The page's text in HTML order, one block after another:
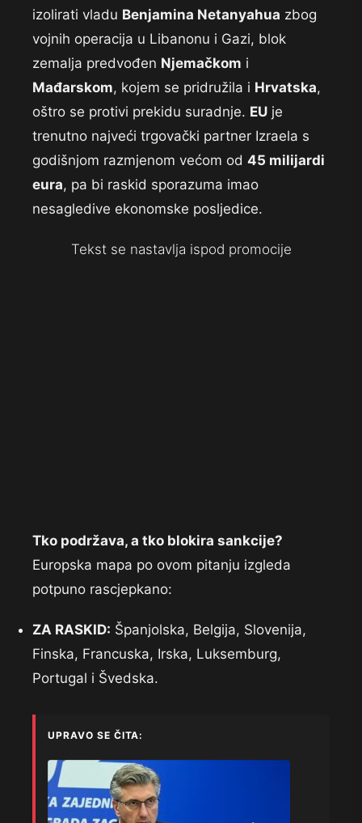
izolirati vladu Benjamina Netanyahua zbog
vojnih operacija u Libanonu i Gazi, blok
zemalja predvođen Njemačkom i
Mađarskom, kojem se pridružila i Hrvatska,
oštro se protivi prekidu suradnje. EU je
trenutno najveći trgovački partner Izraela s
godišnjom razmjenom većom od 45 milijardi
eura, pa bi raskid sporazuma imao
nesagledive ekonomske posljedice.
Tekst se nastavlja ispod promocije
Tko podržava, a tko blokira sankcije?
Europska mapa po ovom pitanju izgleda
potpuno rascjepkano:
ZA RASKID: Španjolska, Belgija, Slovenija,
Finska, Francuska, Irska, Luksemburg,
Portugal i Švedska.
UPRAVO SE ČITA: